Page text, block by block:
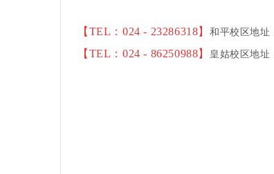
【 TEL：024 - 23286318】和平校区地址
【 TEL：024 - 86250988】 皇姑校区地址